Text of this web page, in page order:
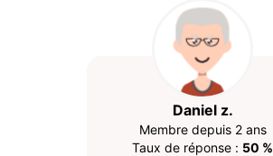
Daniel z.
Membre depuis 2 ans
Taux de réponse : 50 %